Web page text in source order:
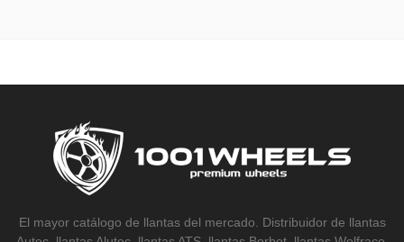
El mayor catálogo de llantas del mercado. Distribuidor de llantas